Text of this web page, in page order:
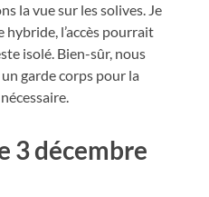
la vue sur les solives. Je
l’accès pourrait
isolé. Bien-sûr, nous
garde corps pour la
3 décembre